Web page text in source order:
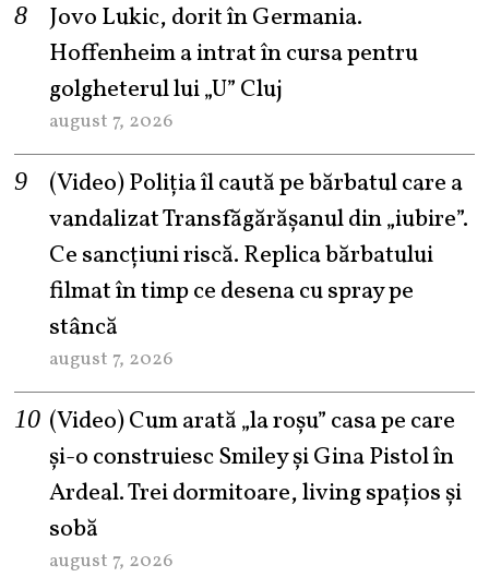
Jovo Lukic, dorit în Germania.
Hoffenheim a intrat în cursa pentru
golgheterul lui „U” Cluj
august 7, 2026
(Video) Poliția îl caută pe bărbatul care a
vandalizat Transfăgărășanul din „iubire”.
Ce sancțiuni riscă. Replica bărbatului
filmat în timp ce desena cu spray pe
stâncă
august 7, 2026
(Video) Cum arată „la roşu” casa pe care
şi-o construiesc Smiley şi Gina Pistol în
Ardeal. Trei dormitoare, living spațios și
sobă
august 7, 2026